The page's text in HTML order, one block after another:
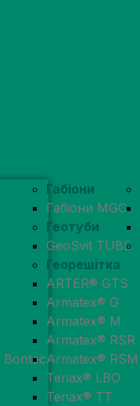
Bontec
Габіони
Габіони MGC
Геотуби
GeoSvit TUBE
Георешітка
ARTER® GTS
Armatex® G
Armatex® M
Armatex® RSR
Armatex® RSM
Tenax® LBO
Tenax® TT